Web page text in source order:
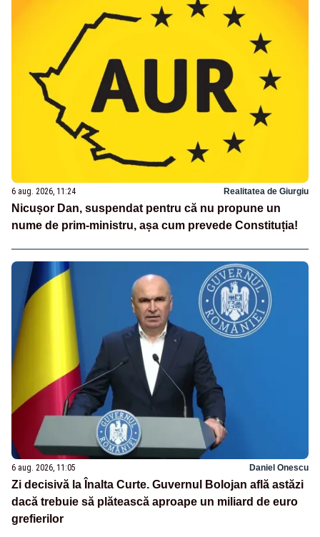
6 aug. 2026, 11:24 Realitatea de Giurgiu
Nicușor Dan, suspendat pentru că nu propune un
nume de prim-ministru, așa cum prevede Constituția!
6 aug. 2026, 11:05 Daniel Onescu
Zi decisivă la Înalta Curte. Guvernul Bolojan află astăzi
dacă trebuie să plătească aproape un miliard de euro
grefierilor